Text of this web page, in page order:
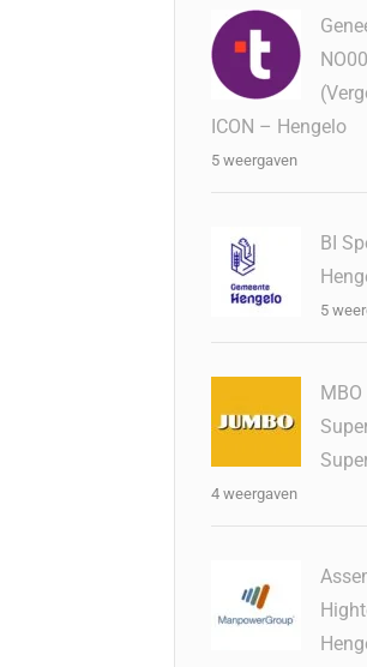
ICON – Hengelo
5 weergaven
BI
5
4 weergaven